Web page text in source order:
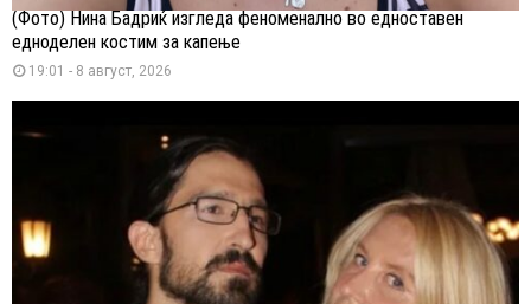
(Фото) Нина Бадриќ изгледа феноменално во едноставен
едноделен костим за капење
19:01 - 8 август, 2026